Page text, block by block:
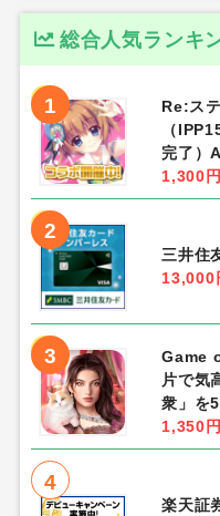
総合人気ランキ
1
Re:ス
（
完了）
1,300円
2
三井住
13,000
3
Game
片で気
衆」を
1,350円
4
楽天証